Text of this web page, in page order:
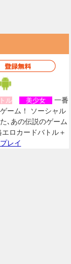
ル 美少女
一番
ーム！ ソーシャル
､あの伝説のゲーム
ロカードバトル＋
レイ